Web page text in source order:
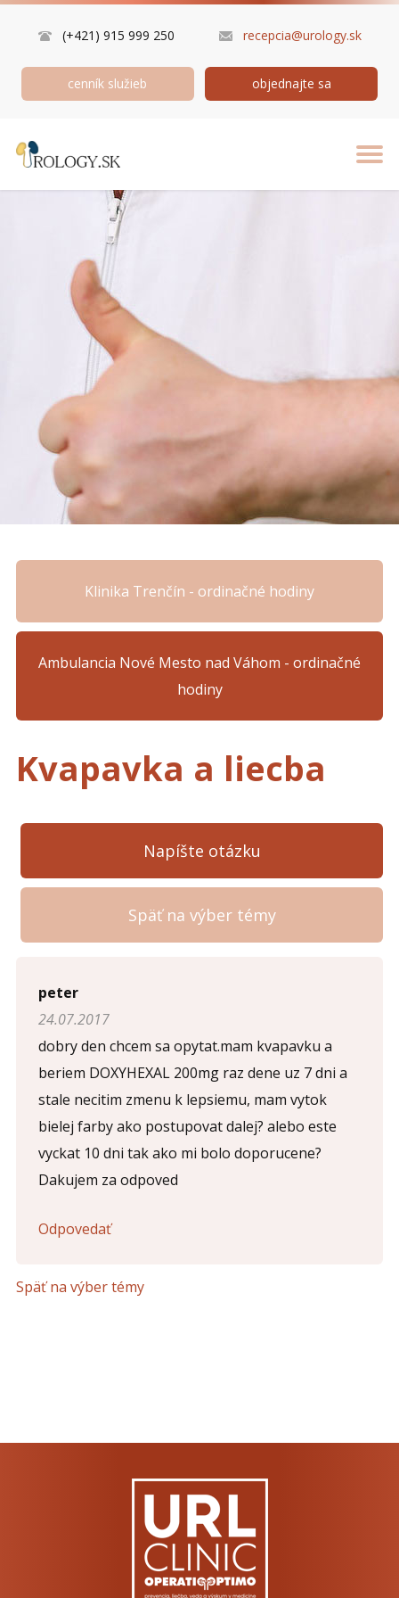
(+421) 915 999 250 recepcia@urology.sk
cenník služieb objednajte sa
Klinika Trenčín - ordinačné hodiny
Ambulancia Nové Mesto nad Váhom - ordinačné
hodiny
Kvapavka a liecba
Napíšte otázku
Späť na výber témy
Napíšte otázku
Meno (* )
Komentár (*)
peter
24.07.2017
dobry den chcem sa opytat.mam kvapavku a
beriem DOXYHEXAL 200mg raz dene uz 7 dni a
stale necitim zmenu k lepsiemu, mam vytok
bielej farby ako postupovat dalej? alebo este
vyckat 10 dni tak ako mi bolo doporucene?
Dakujem za odpoved
Odpovedať
Späť na výber témy